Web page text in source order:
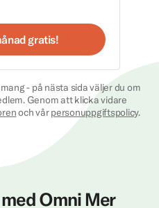
gratis!
- på nästa sida väljer du om
Genom att klicka vidare
och vårpersonuppgiftspolicy.
Omni Mer